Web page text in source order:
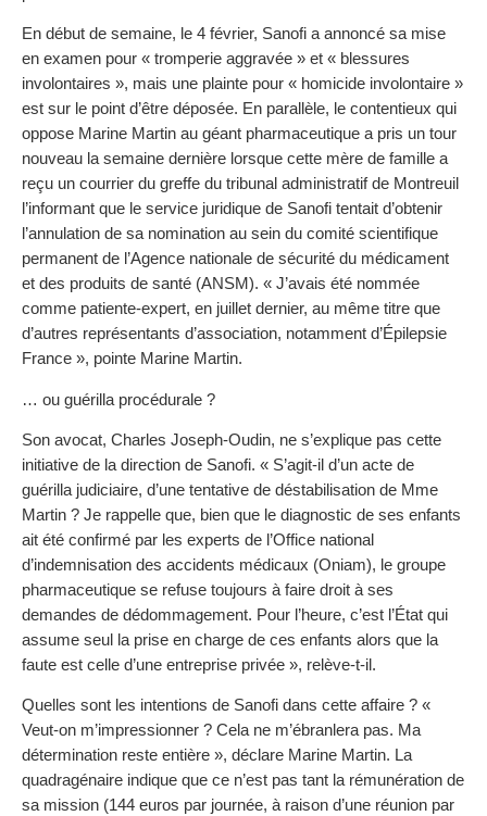
En début de semaine, le 4 février, Sanofi a annoncé sa mise
en examen pour « tromperie aggravée » et « blessures
involontaires », mais une plainte pour « homicide involontaire »
est sur le point d’être déposée. En parallèle, le contentieux qui
oppose Marine Martin au géant pharmaceutique a pris un tour
nouveau la semaine dernière lorsque cette mère de famille a
reçu un courrier du greffe du tribunal administratif de Montreuil
l’informant que le service juridique de Sanofi tentait d’obtenir
l’annulation de sa nomination au sein du comité scientifique
permanent de l’Agence nationale de sécurité du médicament
et des produits de santé (ANSM). « J’avais été nommée
comme patiente-expert, en juillet dernier, au même titre que
d’autres représentants d’association, notamment d’Épilepsie
France », pointe Marine Martin.
… ou guérilla procédurale ?
Son avocat, Charles Joseph-Oudin, ne s’explique pas cette
initiative de la direction de Sanofi. « S’agit-il d’un acte de
guérilla judiciaire, d’une tentative de déstabilisation de Mme
Martin ? Je rappelle que, bien que le diagnostic de ses enfants
ait été confirmé par les experts de l’Office national
d’indemnisation des accidents médicaux (Oniam), le groupe
pharmaceutique se refuse toujours à faire droit à ses
demandes de dédommagement. Pour l’heure, c’est l’État qui
assume seul la prise en charge de ces enfants alors que la
faute est celle d’une entreprise privée », relève-t-il.
Quelles sont les intentions de Sanofi dans cette affaire ? «
Veut-on m’impressionner ? Cela ne m’ébranlera pas. Ma
détermination reste entière », déclare Marine Martin. La
quadragénaire indique que ce n’est pas tant la rémunération de
sa mission (144 euros par journée, à raison d’une réunion par